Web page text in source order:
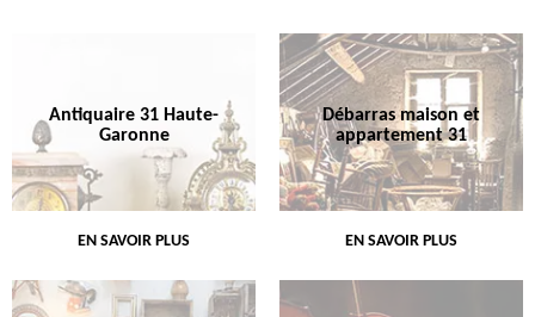
Antiquaire 31 Haute-
Garonne
EN SAVOIR PLUS
Débarras maison et
appartement 31
EN SAVOIR PLUS